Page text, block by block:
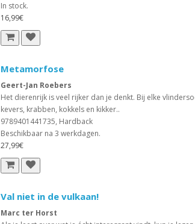
In stock.
16,99€
Metamorfose
Geert-Jan Roebers
Het dierenrijk is veel rijker dan je denkt. Bij elke
kevers, krabben, kokkels en kikker..
9789401441735, Hardback
Beschikbaar na 3 werkdagen.
27,99€
Val niet in de vulkaan!
Marc ter Horst